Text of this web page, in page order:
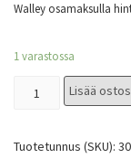
Walley osamaksulla
1 varastossa
Lisää
Tuotetunnus (SKU):